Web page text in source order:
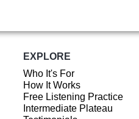
EXPLORE
Who It's For
How It Works
Free Listening Practice
Intermediate Plateau